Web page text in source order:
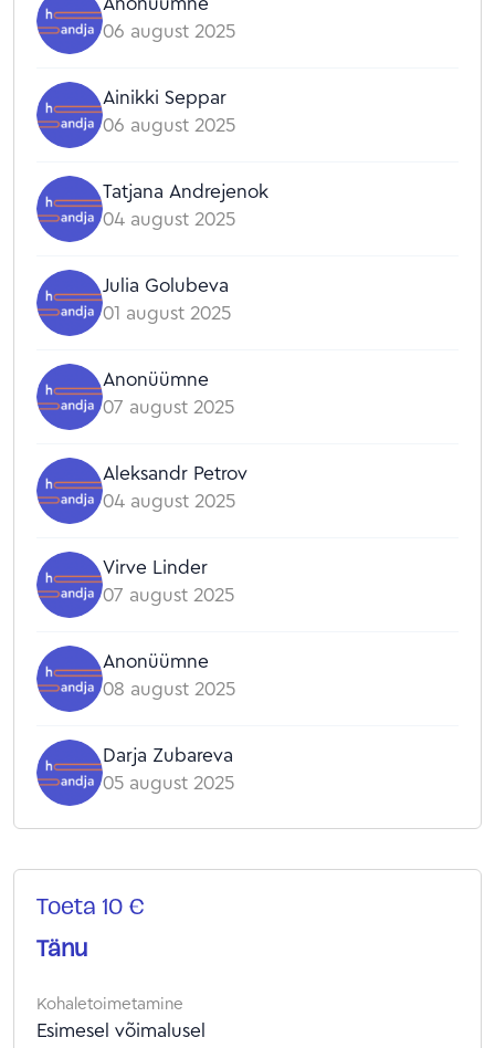
06 august 2025
Ainikki Seppar
06 august 2025
Tatjana Andrejenok
04 august 2025
Julia Golubeva
01 august 2025
Anonüümne
07 august 2025
Aleksandr Petrov
04 august 2025
Virve Linder
07 august 2025
Anonüümne
08 august 2025
Darja Zubareva
05 august 2025
сделать так, чтобы идеи молодежи Ида-
Вирумаа были услышаны и замечены. Есть
идея? Напиши нам, мы поможем воплотить
её в жизнь! 🤝 *НКО - некоммерческая
организация
Toeta 10 €
Tänu
Kohaletoimetamine
Esimesel võimalusel